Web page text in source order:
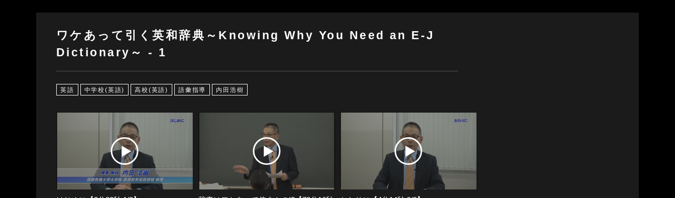
ワケあって引く英和辞典～Knowing Why You Need an E-J
Dictionary～ - 1
英語 中学校(英語) 高校(英語) 語彙指導 内田浩樹